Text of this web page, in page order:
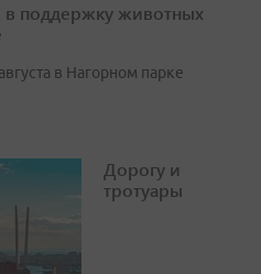
в поддержку животных
в Нагорном парке
Дорогу и
тротуары